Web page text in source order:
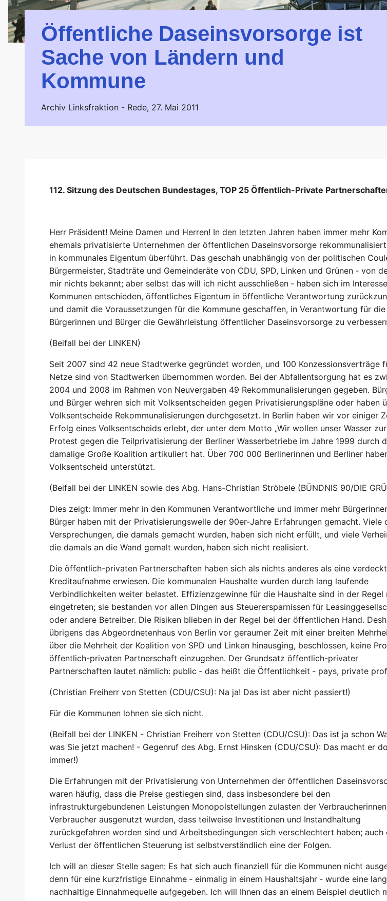
Öffentliche Daseinsvorsorge ist
Sache von Ländern und
Kommune
Archiv Linksfraktion - Rede, 27. Mai 2011
112. Sitzung des Deutschen Bundestages, TOP 25 Öffentlich-Private
Herr Präsident! Meine Damen und Herren! In den letzten Jahren haben immer mehr
ehemals privatisierte Unternehmen der öffentlichen Daseinsvorsorge
in kommunales Eigentum überführt. Das geschah unabhängig von der politischen
Bürgermeister, Stadträte und Gemeinderäte von CDU, SPD, Linken und Grünen ‑ von
mir nichts bekannt; aber selbst das will ich nicht ausschließen ‑ haben sich im
Kommunen entschieden, öffentliches Eigentum in öffentliche Verantwortung
und damit die Voraussetzungen für die Kommune geschaffen, in Verantwortung für die
Bürgerinnen und Bürger die Gewährleistung öffentlicher Daseinsvorsorge zu
(Beifall bei der LINKEN)
Seit 2007 sind 42 neue Stadtwerke gegründet worden, und 100 Konzessionsverträge
Netze sind von Stadtwerken übernommen worden. Bei der Abfallentsorgung hat es
2004 und 2008 im Rahmen von Neuvergaben 49 Rekommunalisierungen gegeben.
und Bürger wehren sich mit Volksentscheiden gegen Privatisierungspläne oder haben
Volksentscheide Rekommunalisierungen durchgesetzt. In Berlin haben wir vor einiger
Erfolg eines Volksentscheids erlebt, der unter dem Motto „Wir wollen unser Wasser
Protest gegen die Teilprivatisierung der Berliner Wasserbetriebe im Jahre 1999 durch
damalige Große Koalition artikuliert hat. Über 700 000 Berlinerinnen und Berliner
Volksentscheid unterstützt.
(Beifall bei der LINKEN sowie des Abg. Hans-Christian Ströbele (BÜNDNIS 90/DIE
Dies zeigt: Immer mehr in den Kommunen Verantwortliche und immer mehr
Bürger haben mit der Privatisierungswelle der 90er-Jahre Erfahrungen gemacht. Viele
Versprechungen, die damals gemacht wurden, haben sich nicht erfüllt, und viele
die damals an die Wand gemalt wurden, haben sich nicht realisiert.
Die öffentlich-privaten Partnerschaften haben sich als nichts anderes als eine
Kreditaufnahme erwiesen. Die kommunalen Haushalte wurden durch lang laufende
Verbindlichkeiten weiter belastet. Effizienzgewinne für die Haushalte sind in der Regel
eingetreten; sie bestanden vor allen Dingen aus Steuerersparnissen für
oder andere Betreiber. Die Risiken blieben in der Regel bei der öffentlichen Hand.
übrigens das Abgeordnetenhaus von Berlin vor geraumer Zeit mit einer breiten
über die Mehrheit der Koalition von SPD und Linken hinausging, beschlossen, keine
öffentlich-privaten Partnerschaft einzugehen. Der Grundsatz öffentlich-privater
Partnerschaften lautet nämlich: public ‑ das heißt die Öffentlichkeit ‑ pays, private
(Christian Freiherr von Stetten (CDU/CSU): Na ja! Das ist aber nicht passiert!)
Für die Kommunen lohnen sie sich nicht.
(Beifall bei der LINKEN - Christian Freiherr von Stetten (CDU/CSU): Das ist ja schon
was Sie jetzt machen! - Gegenruf des Abg. Ernst Hinsken (CDU/CSU): Das macht er
immer!)
Die Erfahrungen mit der Privatisierung von Unternehmen der öffentlichen
waren häufig, dass die Preise gestiegen sind, dass insbesondere bei den
infrastrukturgebundenen Leistungen Monopolstellungen zulasten der
Verbraucher ausgenutzt wurden, dass teilweise Investitionen und Instandhaltung
zurückgefahren worden sind und Arbeitsbedingungen sich verschlechtert haben; auch
Verlust der öffentlichen Steuerung ist selbstverständlich eine der Folgen.
Ich will an dieser Stelle sagen: Es hat sich auch finanziell für die Kommunen nicht
denn für eine kurzfristige Einnahme ‑ einmalig in einem Haushaltsjahr ‑ wurde eine
nachhaltige Einnahmequelle aufgegeben. Ich will Ihnen das an einem Beispiel deutlich